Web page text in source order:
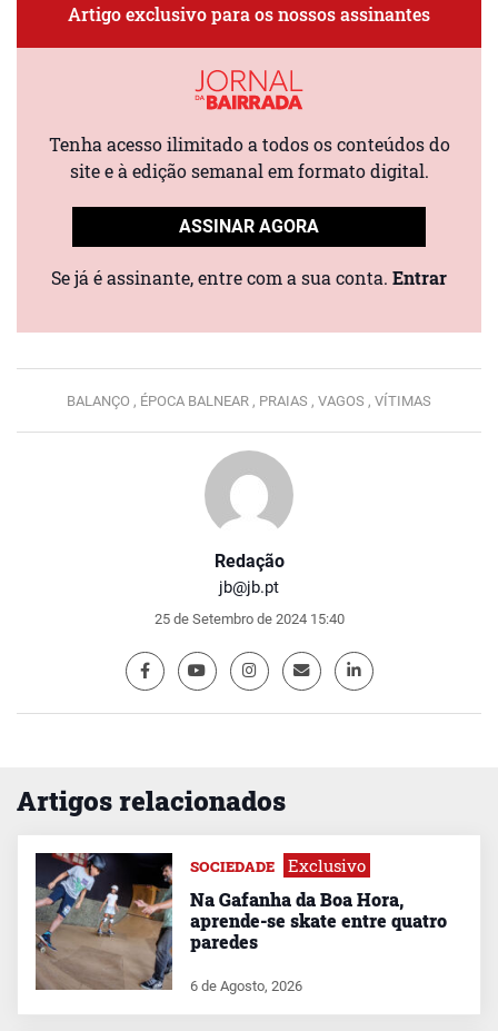
Redação
jb@jb.pt
25 de Setembro de 2024 15:40
Artigo exclusivo para os nossos assinantes
Tenha acesso ilimitado a todos os conteúdos do
site e à edição semanal em formato digital.
ASSINAR AGORA
Se já é assinante, entre com a sua conta. Entrar
BALANÇO , ÉPOCA BALNEAR , PRAIAS , VAGOS , VÍTIMAS
Artigos relacionados
SOCIEDADE Exclusivo
Na Gafanha da Boa Hora,
aprende-se skate entre quatro
paredes
6 de Agosto, 2026